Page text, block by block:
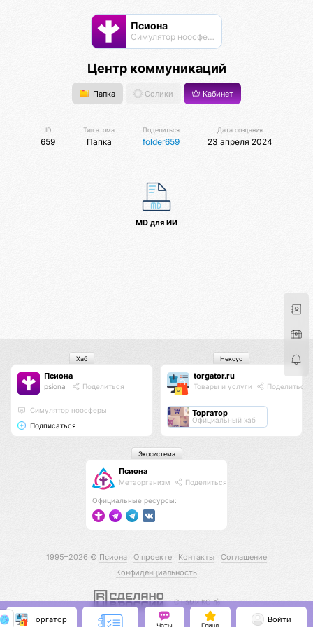
Псиона
Cимулятор ноосферы
Центр коммуникаций
Папка Солики Кабинет
ID
659
Тип атома
Папка
Поделиться
folder659
Дата создания
23 апреля 2024
MD для ИИ
Псиона
psiona Поделиться
Cимулятор ноосферы
Подписаться
Хаб
torgator.ru
Товары и услуги Поделиться
Торгатор
Официальный хаб
Нексус
Псиона
Метаорганизм Поделиться
Официальные ресурсы:
Экосистема
1995–2026 © Псиона О проекте Контакты
Соглашение
Конфиденциальность
С нами КО 🕉️
Торгатор
Чаты Гринд
Войти